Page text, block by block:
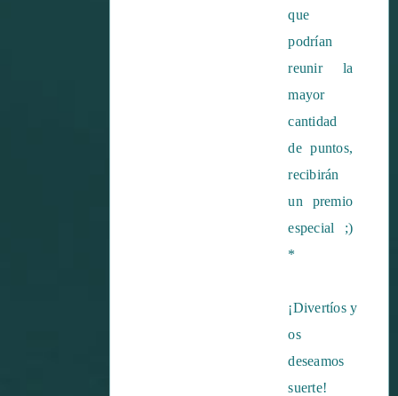
que
podrían
reunir la
mayor
cantidad
de puntos,
recibirán
un premio
especial ;)
*
¡Divertíos y
os
deseamos
suerte!